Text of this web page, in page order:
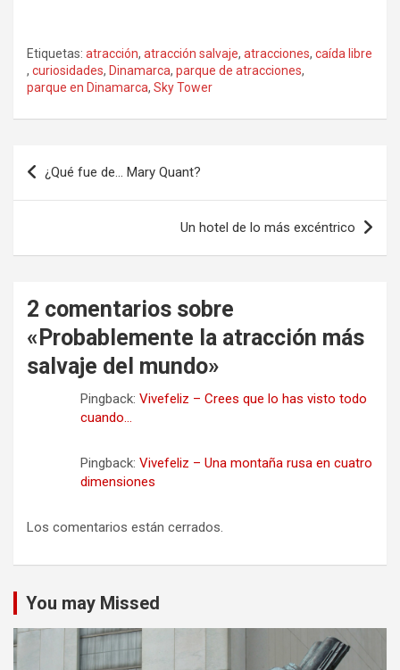
Etiquetas: atracción, atracción salvaje, atracciones, caída libre
, curiosidades, Dinamarca, parque de atracciones,
parque en Dinamarca, Sky Tower
Navegación
de
¿Qué fue de… Mary Quant?
Un hotel de lo más excéntrico
2 comentarios sobre
« Probablemente la atracción más
salvaje del mundo»
Pingback: Vivefeliz – Crees que lo has visto todo
cuando…
Pingback: Vivefeliz – Una montaña rusa en cuatro
dimensiones
Los comentarios están cerrados.
You may Missed